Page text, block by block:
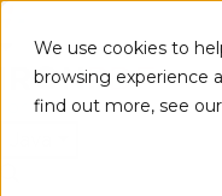
We use cookies to
browsing experience
find out more, see our